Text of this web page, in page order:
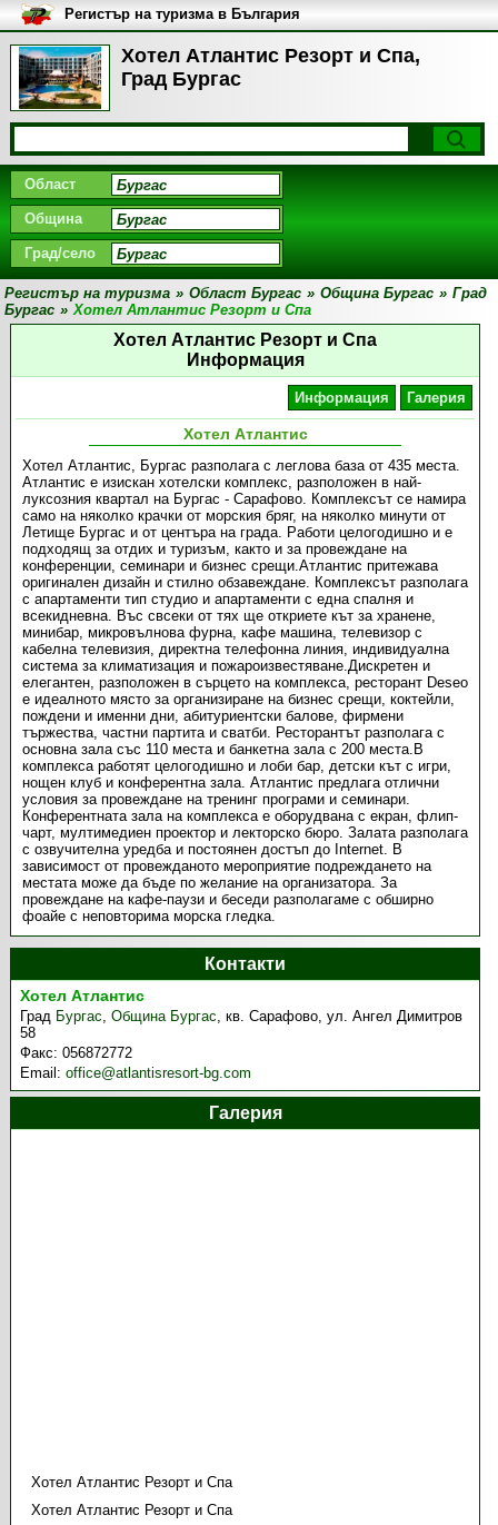
Хотел Атлантис Резорт и Спа,
Град Бургас
Регистър на туризма в България
Област
Община
Град/село
Регистър на туризма » Област Бургас » Община Бургас » Град
Бургас » Хотел Атлантис Резорт и Спа
Хотел Атлантис Резорт и Спа
Информация
Информация Галерия
Хотел Атлантис
Хотел Атлантис, Бургас разполага с леглова база от 435 места.
Атлантис е изискан хотелски комплекс, разположен в най-
луксозния квартал на Бургас - Сарафово. Комплексът се намира
само на няколко крачки от морския бряг, на няколко минути от
Летище Бургас и от центъра на града. Работи целогодишно и е
подходящ за отдих и туризъм, както и за провеждане на
конференции, семинари и бизнес срещи.Атлантис притежава
оригинален дизайн и стилно обзавеждане. Комплексът разполага
с апартаменти тип студио и апартаменти с една спалня и
всекидневна. Въс свсеки от тях ще откриете кът за хранене,
минибар, микровълнова фурна, кафе машина, телевизор с
кабелна телевизия, директна телефонна линия, индивидуална
система за климатизация и пожароизвестяване.Дискретен и
елегантен, разположен в сърцето на комплекса, ресторант Deseo
е идеалното място за организиране на бизнес срещи, коктейли,
пождени и именни дни, абитуриентски балове, фирмени
тържества, частни партита и сватби. Ресторантът разполага с
основна зала със 110 места и банкетна зала с 200 места.В
комплекса работят целогодишно и лоби бар, детски кът с игри,
нощен клуб и конферентна зала. Атлантис предлага отлични
условия за провеждане на тренинг програми и семинари.
Конферентната зала на комплекса е оборудвана с екран, флип-
чарт, мултимедиен проектор и лекторско бюро. Залата разполага
с озвучителна уредба и постоянен достъп до Internet. В
зависимост от провежданото мероприятие подреждането на
местата може да бъде по желание на организатора. За
провеждане на кафе-паузи и беседи разполагаме с обширно
фоайе с неповторима морска гледка.
Контакти
Хотел Атлантис
Град Бургас,Община Бургас,кв. Сарафово, ул. Ангел Димитров
58
Факс:056872772
Email:office@atlantisresort-bg.com
Галерия
Хотел Атлантис Резорт и Спа
Хотел Атлантис Резорт и Спа